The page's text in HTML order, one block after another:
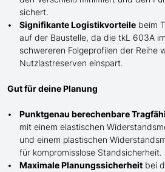
sichert.
Signifikante Logistikvorteile beim
auf der Baustelle, da die tkL 603A
schwereren Folgeprofilen der Reihe
Nutzlastreserven einspart.
Gut für deine Planung
Punktgenau berechenbare
mit einem elastischen
und einem plastischen
für kompromisslose Standsicherheit.
Maximale Planungssicherheit bei